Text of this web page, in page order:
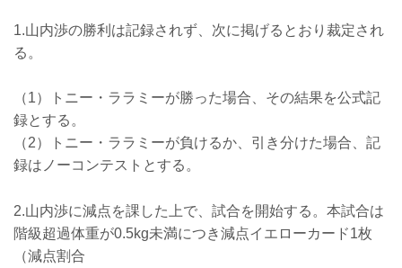
方々には謹ん...
1.山内渉の勝利は記録されず、次に掲げるとおり裁定され
る。
（1）トニー・ララミーが勝った場合、その結果を公式記
録とする。
（2）トニー・ララミーが負けるか、引き分けた場合、記
録はノーコンテストとする。
2.山内渉に減点を課した上で、試合を開始する。本試合は
階級超過体重が0.5kg未満につき減点イエローカード1枚
（減点割合